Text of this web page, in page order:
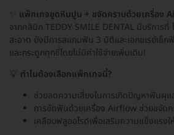
แพ็กเกจขูดหินปูน + ขจัดคราบด้วยเครื่อง
จากคลินิก TEDDY SMILE DENTAL มีบริการ
สะอาด ยังมีการสแกนฟัน 3 มิติและเอกซเรย์เช็
และกระดูกทุกซี่โดยไม่มีค่าใช้จ่ายเพิ่มเติม!
💡 ทำไมต้องเลือกแพ็กเกจนี้?
ช่วยลดความเสี่ยงในการเกิดปัญหาฟันผุแ
การขัดฟันด้วยเครื่อง Airflow ช่วยขจัดค
เคลือบฟลูออไรด์เพื่อเสริมความแข็งแรง